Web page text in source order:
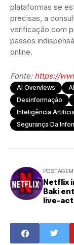
plataformas se
precisas, a
verificação com
passos
online.
Fonte: https://
AI Overviews
Desinformação
Inteligência
Segurança Da
Netflix
Baki
live-